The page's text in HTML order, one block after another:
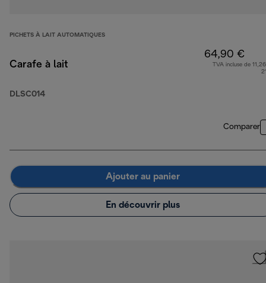
PICHETS À LAIT AUTOMATIQUES
Carafe à lait
DLSC014
64,90 €
TVA incluse de
Comparer
Ajouter au panier
En découvrir plus